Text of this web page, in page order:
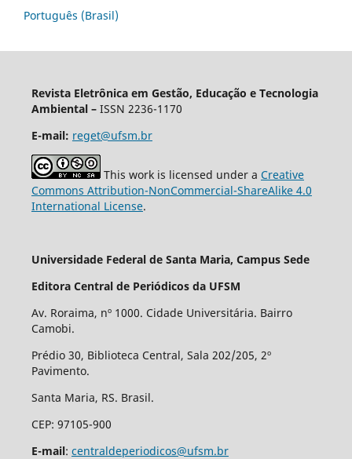
Português (Brasil)
Revista Eletrônica em Gestão, Educação e Tecnologia
Ambiental – ISSN 2236-1170
E-mail: reget@ufsm.br
This work is licensed under a Creative
Commons Attribution-NonCommercial-ShareAlike 4.0
International License.
Universidade Federal de Santa Maria, Campus Sede
Editora Central de Periódicos da UFSM
Av. Roraima, nº 1000. Cidade Universitária. Bairro
Camobi.
Prédio 30, Biblioteca Central, Sala 202/205, 2º
Pavimento.
Santa Maria, RS. Brasil.
CEP: 97105-900
E-mail: centraldeperiodicos@ufsm.br